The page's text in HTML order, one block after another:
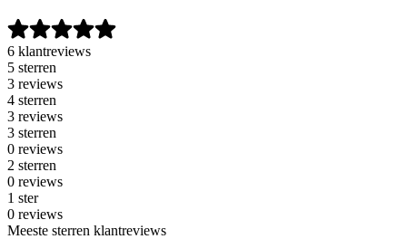
6 klantreviews
5 sterren
3 reviews
4 sterren
3 reviews
3 sterren
0 reviews
2 sterren
0 reviews
1 ster
0 reviews
Meeste sterren klantreviews